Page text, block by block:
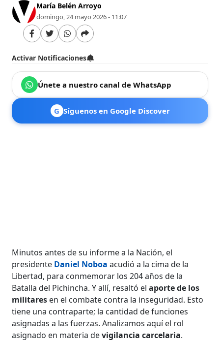
María Belén Arroyo
domingo, 24 mayo 2026 - 11:07
Activar Notificaciones
Únete a nuestro canal de WhatsApp
G Síguenos en Google Discover
Minutos antes de su informe a la Nación, el
presidente Daniel Noboa acudió a la cima de la
Libertad, para conmemorar los 204 años de la
Batalla del Pichincha. Y allí, resaltó elaporte de los
militares en el combate contra la inseguridad. Esto
tiene una contraparte; la cantidad de funciones
asignadas a las fuerzas. Analizamos aquí el rol
asignado en materia devigilancia carcelaria.